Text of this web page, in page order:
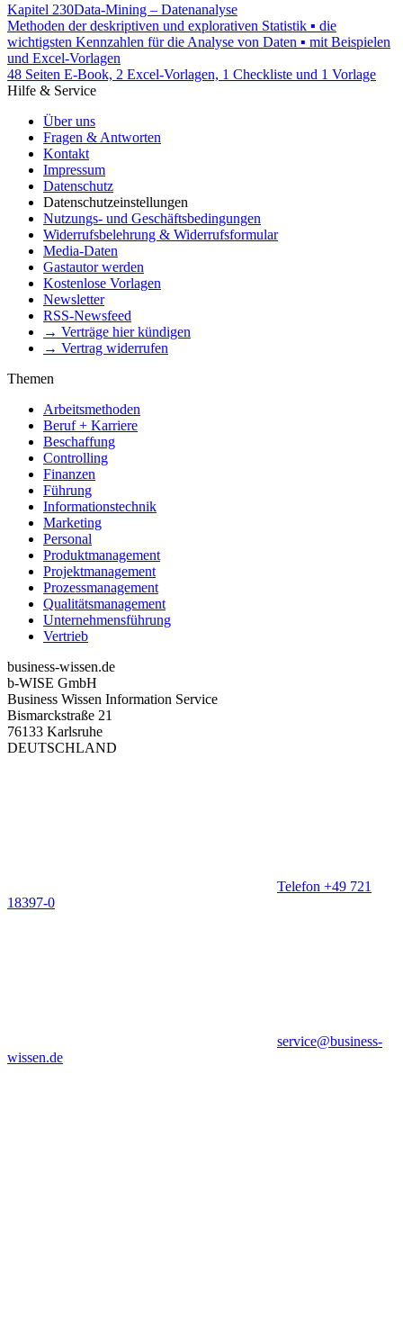
Kapitel 230Data-Mining – Datenanalyse
Methoden der deskriptiven und explorativen Statistik ▪ die
wichtigsten Kennzahlen für die Analyse von Daten ▪ mit Beispielen
und Excel-Vorlagen
48 Seiten E-Book, 2 Excel-Vorlagen, 1 Checkliste und 1 Vorlage
Hilfe & Service
Über uns
Fragen & Antworten
Kontakt
Impressum
Datenschutz
Datenschutzeinstellungen
Nutzungs- und Geschäftsbedingungen
Widerrufsbelehrung & Widerrufsformular
Media-Daten
Gastautor werden
Kostenlose Vorlagen
Newsletter
RSS-Newsfeed
→ Verträge hier kündigen
→ Vertrag widerrufen
Themen
Arbeitsmethoden
Beruf + Karriere
Beschaffung
Controlling
Finanzen
Führung
Informationstechnik
Marketing
Personal
Produktmanagement
Projektmanagement
Prozessmanagement
Qualitätsmanagement
Unternehmensführung
Vertrieb
business-wissen.de
b-WISE GmbH
Business Wissen Information Service
Bismarckstraße 21
76133 Karlsruhe
DEUTSCHLAND
Telefon +49 721
18397-0
service@business-
wissen.de